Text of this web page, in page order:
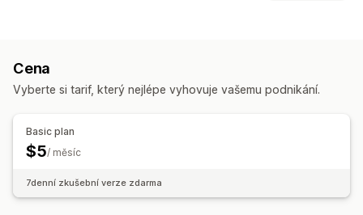
Cena
Vyberte si tarif, který nejlépe vyhovuje vašemu podnikání.
Basic plan
$5/ měsíc
7denní zkušební verze zdarma